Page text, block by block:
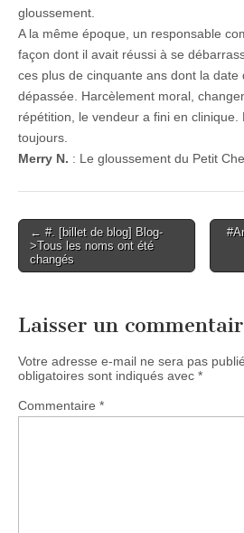
gloussement.
A la même époque, un responsable
façon dont il avait réussi à se
ces plus de cinquante ans dont la date
dépassée. Harcèlement moral,
répétition, le vendeur a fini en clinique.
toujours.
Merry N. : Le gloussement du Petit
Post
navigation
← #. [billet de blog] Blog-
>Tous les noms ont été
changés
Laisser un
Votre adresse e-mail ne sera pas
obligatoires sont indiqués avec *
Commentaire *